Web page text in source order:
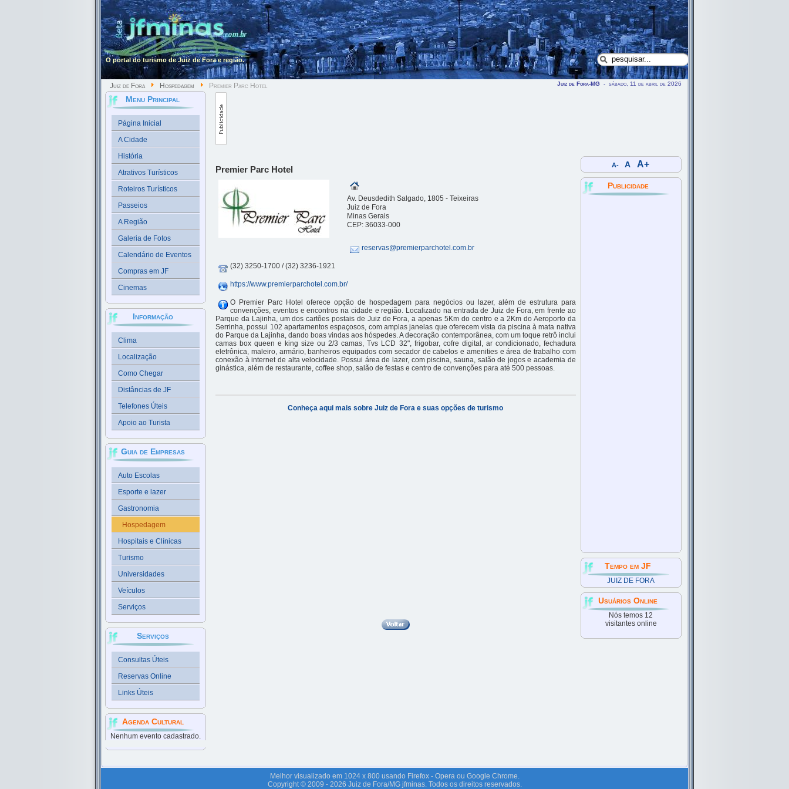
O portal do turismo de Juiz de Fora e região.
Juiz de Fora Hospedagem Premier Parc Hotel Juiz de Fora-MG - sábado, 11 de abril de 2026
Menu Principal
Página Inicial
A Cidade
História
Atrativos Turísticos
Roteiros Turísticos
Passeios
A Região
Galeria de Fotos
Calendário de Eventos
Compras em JF
Cinemas
Informação
Clima
Localização
Como Chegar
Distâncias de JF
Telefones Úteis
Apoio ao Turista
Guia de Empresas
Auto Escolas
Esporte e lazer
Gastronomia
Hospedagem
Hospitais e Clínicas
Turismo
Universidades
Veículos
Serviços
Serviços
Consultas Úteis
Reservas Online
Links Úteis
Agenda Cultural
Nenhum evento cadastrado.
Premier Parc Hotel
Av. Deusdedith Salgado, 1805 - Teixeiras
Juiz de Fora
Minas Gerais
CEP: 36033-000
reservas@premierparchotel.com.br
(32) 3250-1700 / (32) 3236-1921
https://www.premierparchotel.com.br/
O Premier Parc Hotel oferece opção de hospedagem para negócios ou lazer, além de estrutura para
convenções, eventos e encontros na cidade e região. Localizado na entrada de Juiz de Fora, em frente ao
Parque da Lajinha, um dos cartões postais de Juiz de Fora, a apenas 5Km do centro e a 2Km do Aeroporto da
Serrinha, possui 102 apartamentos espaçosos, com amplas janelas que oferecem vista da piscina à mata nativa
do Parque da Lajinha, dando boas vindas aos hóspedes. A decoração contemporânea, com um toque retrô inclui
camas box queen e king size ou 2/3 camas, Tvs LCD 32", frigobar, cofre digital, ar condicionado, fechadura
eletrônica, maleiro, armário, banheiros equipados com secador de cabelos e amenities e área de trabalho com
conexão à internet de alta velocidade. Possui área de lazer, com piscina, sauna, salão de jogos e academia de
ginástica, além de restaurante, coffee shop, salão de festas e centro de convenções para até 500 pessoas.
Conheça aqui mais sobre Juiz de Fora e suas opções de turismo
A- A A+
Publicidade
Tempo em JF
JUIZ DE FORA
Usuários Online
Nós temos 12
visitantes online
Melhor visualizado em 1024 x 800 usando Firefox - Opera ou Google Chrome.
Copyright © 2009 - 2026 Juiz de Fora/MG jfminas. Todos os direitos reservados.